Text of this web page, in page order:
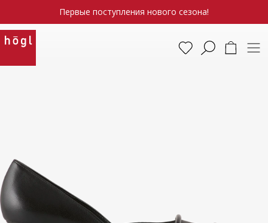
Первые поступления нового сезона!